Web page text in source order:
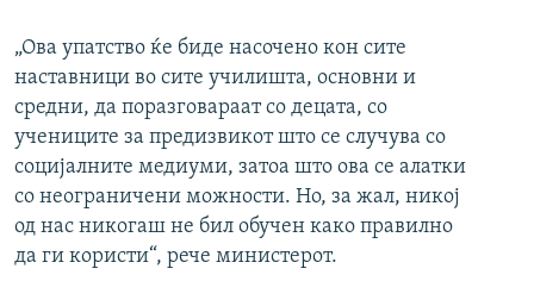
„Ова упатство ќе биде насочено кон сите
наставници во сите училишта, основни и
средни, да поразговараат со децата, со
учениците за предизвикот што се случува со
социјалните медиуми, затоа што ова се алатки
со неограничени можности. Но, за жал, никој
од нас никогаш не бил обучен како правилно
да ги користи“, рече министерот.